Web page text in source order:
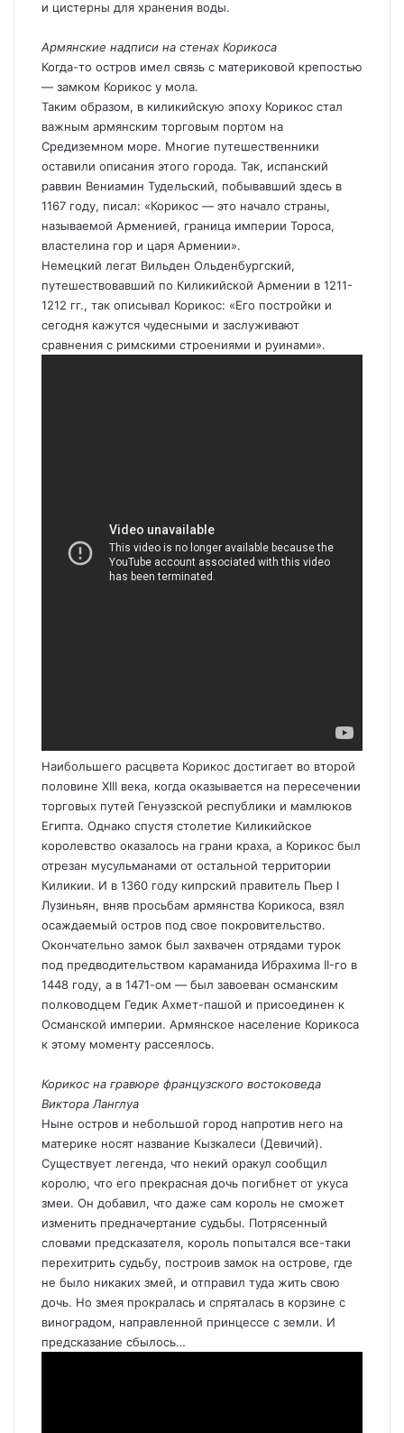
и цистерны для хранения воды.
Армянские надписи на стенах Корикоса
Когда-то остров имел связь с материковой крепостью
— замком Корикос у мола.
Таким образом, в киликийскую эпоху Корикос стал
важным армянским торговым портом на
Средиземном море. Многие путешественники
оставили описания этого города. Так, испанский
раввин Вениамин Тудельский, побывавший здесь в
1167 году, писал: «Корикос — это начало страны,
называемой Арменией, граница империи Тороса,
властелина гор и царя Армении».
Немецкий легат Вильден Ольденбургский,
путешествовавший по Киликийской Армении в 1211-
1212 гг., так описывал Корикос: «Его постройки и
сегодня кажутся чудесными и заслуживают
сравнения с римскими строениями и руинами».
Наибольшего расцвета Корикос достигает во второй
половине XIII века, когда оказывается на пересечении
торговых путей Генуэзской республики и мамлюков
Египта. Однако спустя столетие Киликийское
королевство оказалось на грани краха, а Корикос был
отрезан мусульманами от остальной территории
Киликии. И в 1360 году кипрский правитель Пьер I
Лузиньян, вняв просьбам армянства Корикоса, взял
осаждаемый остров под свое покровительство.
Окончательно замок был захвачен отрядами турок
под предводительством караманида Ибрахима II-го в
1448 году, а в 1471-ом — был завоеван османским
полководцем Гедик Ахмет-пашой и присоединен к
Османской империи. Армянское население Корикоса
к этому моменту рассеялось.
Корикос на гравюре французского востоковеда
Виктора Ланглуа
Ныне остров и небольшой город напротив него на
материке носят название Кызкалеси (Девичий).
Существует легенда, что некий оракул сообщил
королю, что его прекрасная дочь погибнет от укуса ​​
змеи. Он добавил, что даже сам король не сможет
изменить предначертание судьбы. Потрясенный
словами предсказателя, король попытался все-таки
перехитрить судьбу, построив замок на острове, где
не было никаких змей, и отправил туда жить свою
дочь. Но змея прокралась и спряталась в корзине с
виноградом, направленной принцессе с земли. И
предсказание сбылось…